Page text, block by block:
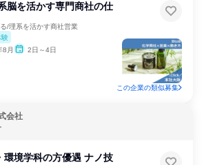
脳を活かす専門商社の仕
/理系を活かす商社営業
験
8月 2日～4日
この企業の類似募集
会社
環境学科の方優遇 ナノ技